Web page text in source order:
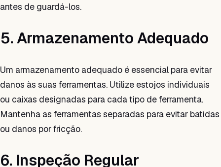
antes de guardá-los.
5. Armazenamento Adequado
Um armazenamento adequado é essencial para evitar
danos às suas ferramentas. Utilize estojos individuais
ou caixas designadas para cada tipo de ferramenta.
Mantenha as ferramentas separadas para evitar batidas
ou danos por fricção.
6. Inspeção Regular